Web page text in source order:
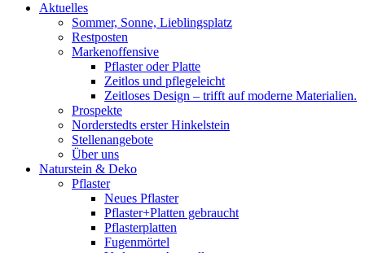
Aktuelles
Sommer, Sonne, Lieblingsplatz
Restposten
Markenoffensive
Pflaster oder Platte
Zeitlos und pflegeleicht
Zeitloses Design – trifft auf moderne Materialien.
Prospekte
Norderstedts erster Hinkelstein
Stellenangebote
Über uns
Naturstein & Deko
Pflaster
Neues Pflaster
Pflaster+Platten gebraucht
Pflasterplatten
Fugenmörtel